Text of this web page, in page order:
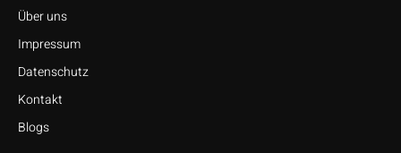
Über uns
Impressum
Datenschutz
Kontakt
Blogs